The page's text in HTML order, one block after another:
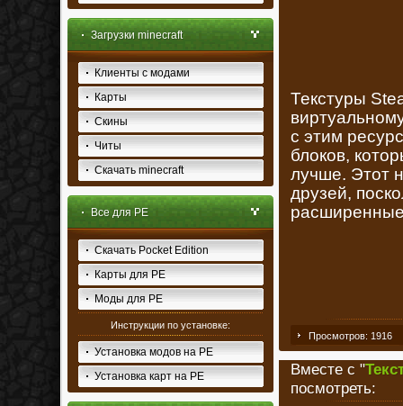
Загрузки minecraft
Клиенты с модами
Карты
Скины
Читы
Скачать minecraft
Все для PE
Скачать Pocket Edition
Карты для PE
Моды для PE
Инструкции по установке:
Установка модов на PE
Установка карт на PE
Текстуры
с этим
блоков,
лучше. Этот
друзей,
Просмотров: 1916
Вместе с "
посмотреть: